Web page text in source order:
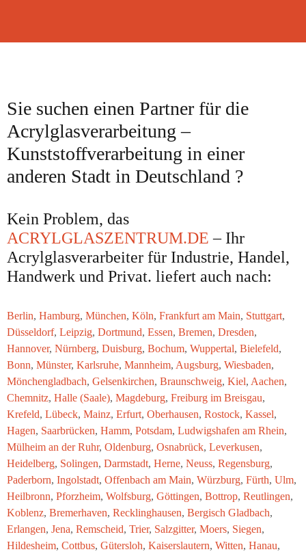
Sie suchen einen Partner für die
Acrylglasverarbeitung –
Kunststoffverarbeitung in einer
anderen Stadt in Deutschland ?
Kein Problem, das
ACRYLGLASZENTRUM.DE – Ihr
Acrylglasverarbeiter für Industrie, Handel,
Handwerk und Privat. liefert auch nach:
Berlin, Hamburg, München, Köln, Frankfurt am Main, Stuttgart,
Düsseldorf, Leipzig, Dortmund, Essen, Bremen, Dresden,
Hannover, Nürnberg, Duisburg, Bochum, Wuppertal, Bielefeld,
Bonn, Münster, Karlsruhe, Mannheim, Augsburg, Wiesbaden,
Mönchengladbach, Gelsenkirchen, Braunschweig, Kiel, Aachen,
Chemnitz, Halle (Saale), Magdeburg, Freiburg im Breisgau,
Krefeld, Lübeck, Mainz, Erfurt, Oberhausen, Rostock, Kassel,
Hagen, Saarbrücken, Hamm, Potsdam, Ludwigshafen am Rhein,
Mülheim an der Ruhr, Oldenburg, Osnabrück, Leverkusen,
Heidelberg, Solingen, Darmstadt, Herne, Neuss, Regensburg,
Paderborn, Ingolstadt, Offenbach am Main, Würzburg, Fürth, Ulm,
Heilbronn, Pforzheim, Wolfsburg, Göttingen, Bottrop, Reutlingen,
Koblenz, Bremerhaven, Recklinghausen, Bergisch Gladbach,
Erlangen, Jena, Remscheid, Trier, Salzgitter, Moers, Siegen,
Hildesheim, Cottbus, Gütersloh, Kaiserslautern, Witten, Hanau,